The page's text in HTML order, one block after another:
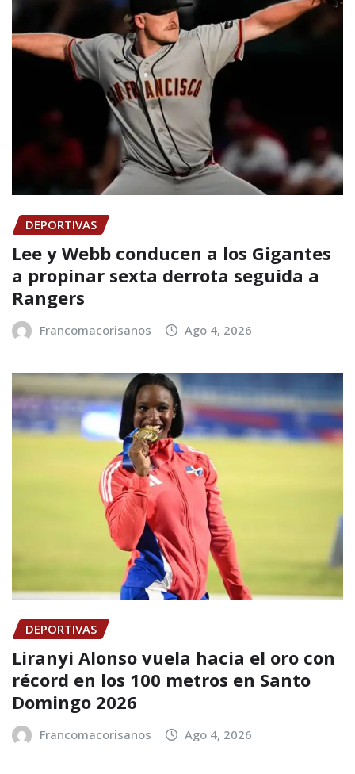
DEPORTIVAS
Lee y Webb conducen a los Gigantes
a propinar sexta derrota seguida a
Rangers
Francomacorisanos Ago 4, 2026
DEPORTIVAS
Liranyi Alonso vuela hacia el oro con
récord en los 100 metros en Santo
Domingo 2026
Francomacorisanos Ago 4, 2026